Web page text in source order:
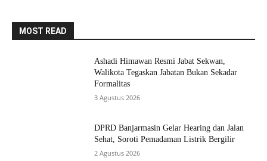
MOST READ
Ashadi Himawan Resmi Jabat Sekwan,
Walikota Tegaskan Jabatan Bukan Sekadar
Formalitas
3 Agustus 2026
DPRD Banjarmasin Gelar Hearing dan Jalan
Sehat, Soroti Pemadaman Listrik Bergilir
2 Agustus 2026